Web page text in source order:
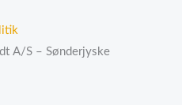
A/S – Sønderjyske